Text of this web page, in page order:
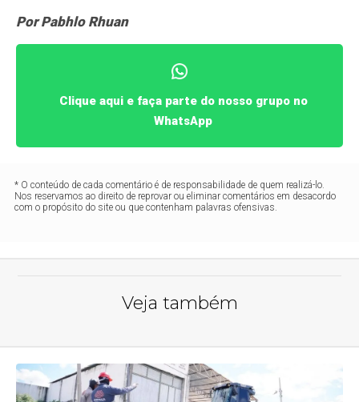
Por Pabhlo Rhuan
Clique aqui e faça parte do nosso grupo no
WhatsApp
* O conteúdo de cada comentário é de responsabilidade de quem realizá-lo.
Nos reservamos ao direito de reprovar ou eliminar comentários em desacordo
com o propósito do site ou que contenham palavras ofensivas.
Veja também